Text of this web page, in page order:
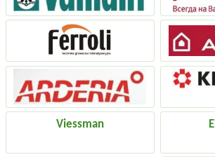
Viessman